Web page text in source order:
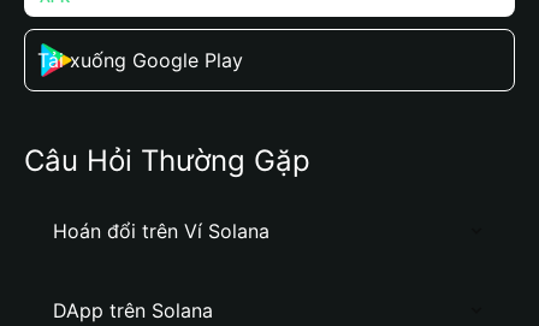
Tải xuống Google Play
Câu Hỏi Thường Gặp
Hoán đổi trên Ví Solana
DApp trên Solana